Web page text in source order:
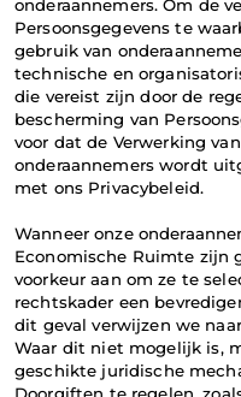
onderaannemers. Om de
Persoonsgegevens te
gebruik van
technische en
die vereist zijn door de
bescherming van
voor dat de Verwerking
onderaannemers wordt
met ons Privacybeleid.
Wanneer onze
Economische Ruimte zijn
voorkeur aan om ze te
rechtskader een
dit geval verwijzen we
Waar dit niet mogelijk is,
geschikte juridische
Doorgiften te regelen,